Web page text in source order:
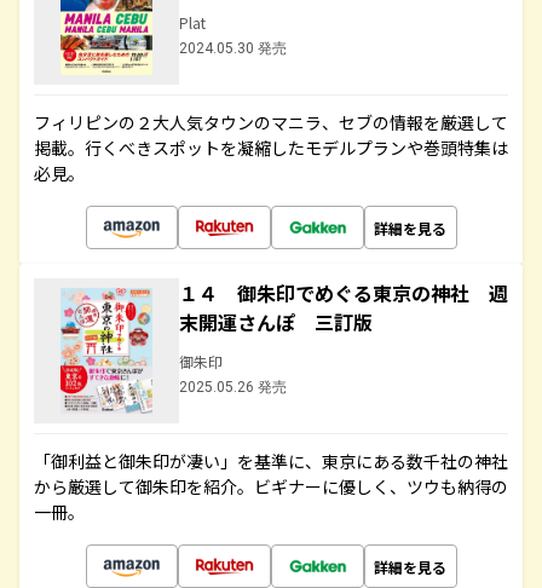
Plat
2024.05.30 発売
フィリピンの２大人気タウンのマニラ、セブの情報を厳選して
掲載。行くべきスポットを凝縮したモデルプランや巻頭特集は
必見。
詳細を見る
１４ 御朱印でめぐる東京の神社 週
末開運さんぽ 三訂版
御朱印
2025.05.26 発売
「御利益と御朱印が凄い」を基準に、東京にある数千社の神社
から厳選して御朱印を紹介。ビギナーに優しく、ツウも納得の
一冊。
詳細を見る